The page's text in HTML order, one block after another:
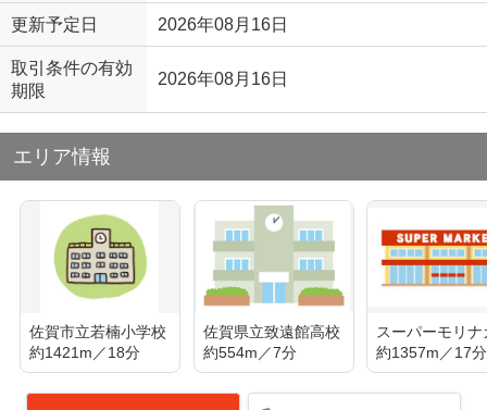
更新予定日 2026年08月16日
取引条件の有効
期限
2026年08月16日
エリア情報
佐賀市立若楠小学校
約1421m／18分
佐賀県立致遠館高校
約554m／7分
約1357m／17分